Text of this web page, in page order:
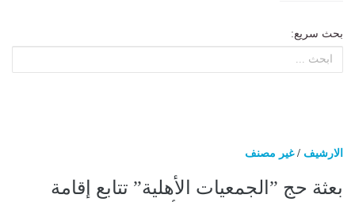
بحث سريع:
الارشيف /غير مصنف
بعثة حج ”الجمعيات الأهلية” تتابع إقامة